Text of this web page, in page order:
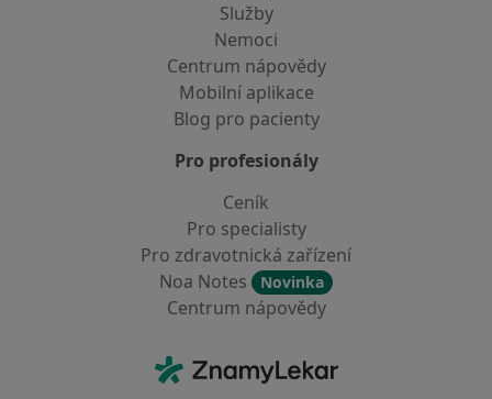
Služby
Nemoci
Centrum nápovědy
Mobilní aplikace
Blog pro pacienty
Pro profesionály
Ceník
Pro specialisty
Pro zdravotnická zařízení
Noa Notes
Novinka
Centrum nápovědy
ZnamyLekar - Hlavní stránka